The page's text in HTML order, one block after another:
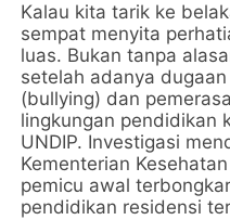
Kalau kita tarik ke
sempat menyita
luas. Bukan tanpa
setelah adanya
(bullying) dan
lingkungan pendidikan
UNDIP. Investigasi
Kementerian
pemicu awal
pendidikan residensi